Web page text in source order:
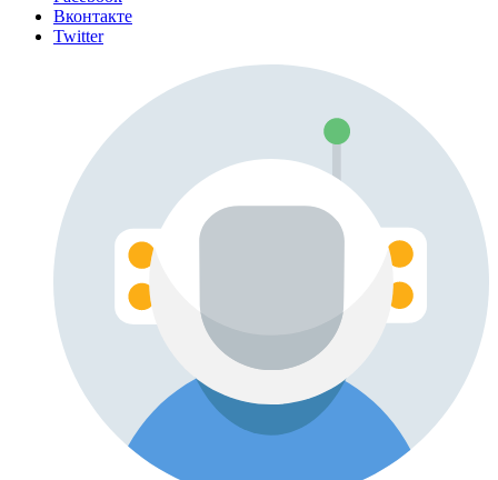
Вконтакте
Twitter